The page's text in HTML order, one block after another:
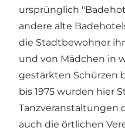
ursprünglich
andere alte
die Stadtbewohner
und von Mädchen in
gestärkten Schürzen
bis 1975 wurden hier
Tanzveranstaltungen
auch die örtlichen